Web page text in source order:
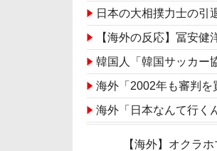
日本の大相撲力士の引
【海外の反応】冨安
韓国人「韓国サッカー協
海外「2002年も審判を買
海外「日本なんて行くん
【海外】オクラ